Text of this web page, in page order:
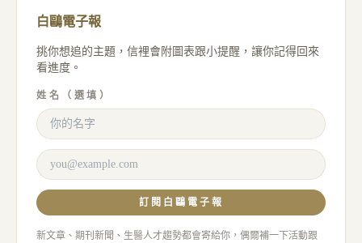
白鷗電子報
挑你想追的主題，信裡會附圖表跟小提醒，讓你記得回來
看進度。
姓名（選填）
訂閱白鷗電子報
新文章、期刊新聞、生醫人才趨勢都會寄給你，偶爾補一下活動跟